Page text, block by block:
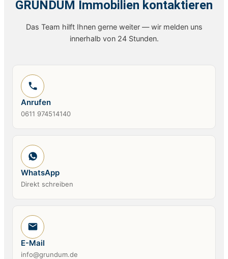
GRUNDUM Immobilien kontaktieren
Das Team hilft Ihnen gerne weiter — wir melden uns
innerhalb von 24 Stunden.
Anrufen
0611 974514140
WhatsApp
Direkt schreiben
E-Mail
info@grundum.de